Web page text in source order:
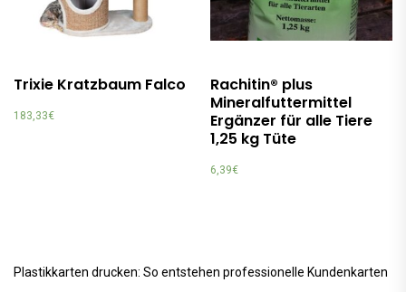
Trixie Kratzbaum Falco
183,33€
Rachitin® plus
Mineralfuttermittel
Ergänzer für alle Tiere
1,25 kg Tüte
6,39€
Plastikkarten drucken: So entstehen professionelle Kundenkarten